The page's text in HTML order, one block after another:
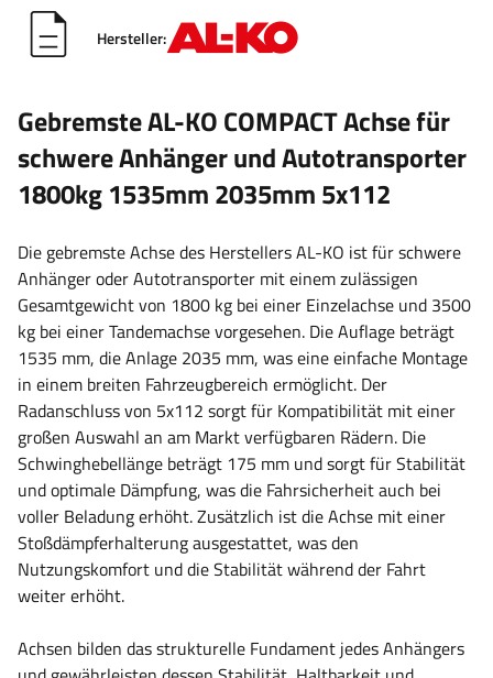
Hersteller:
Gebremste AL-KO COMPACT Achse für
schwere Anhänger und Autotransporter
1800kg 1535mm 2035mm 5x112
Die gebremste Achse des Herstellers AL-KO ist für schwere
Anhänger oder Autotransporter mit einem zulässigen
Gesamtgewicht von 1800 kg bei einer Einzelachse und 3500
kg bei einer Tandemachse vorgesehen. Die Auflage beträgt
1535 mm, die Anlage 2035 mm, was eine einfache Montage
in einem breiten Fahrzeugbereich ermöglicht. Der
Radanschluss von 5x112 sorgt für Kompatibilität mit einer
großen Auswahl an am Markt verfügbaren Rädern. Die
Schwinghebellänge beträgt 175 mm und sorgt für Stabilität
und optimale Dämpfung, was die Fahrsicherheit auch bei
voller Beladung erhöht. Zusätzlich ist die Achse mit einer
Stoßdämpferhalterung ausgestattet, was den
Nutzungskomfort und die Stabilität während der Fahrt
weiter erhöht.
Achsen bilden das strukturelle Fundament jedes Anhängers